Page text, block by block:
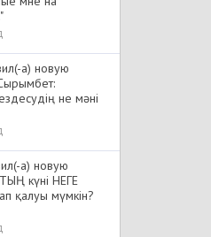
а) новую
не мәні
а) новую
күні НЕГЕ
қалуы мүмкін?